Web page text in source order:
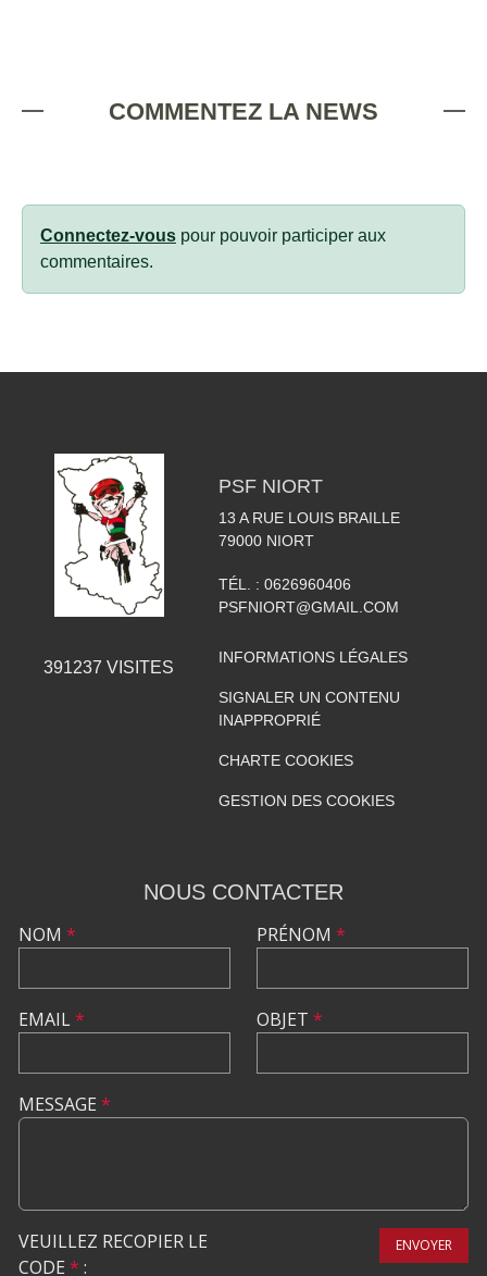
COMMENTEZ LA NEWS
Connectez-vous pour pouvoir participer aux
commentaires.
391237 VISITES
PSF NIORT
13 A RUE LOUIS BRAILLE
79000 NIORT
TÉL. : 0626960406
PSFNIORT@GMAIL.COM
INFORMATIONS LÉGALES
SIGNALER UN CONTENU
INAPPROPRIÉ
CHARTE COOKIES
GESTION DES COOKIES
NOUS CONTACTER
NOM *
EMAIL*
PRÉNOM *
OBJET *
MESSAGE *
VEUILLEZ RECOPIER LE
CODE * :
ENVOYER